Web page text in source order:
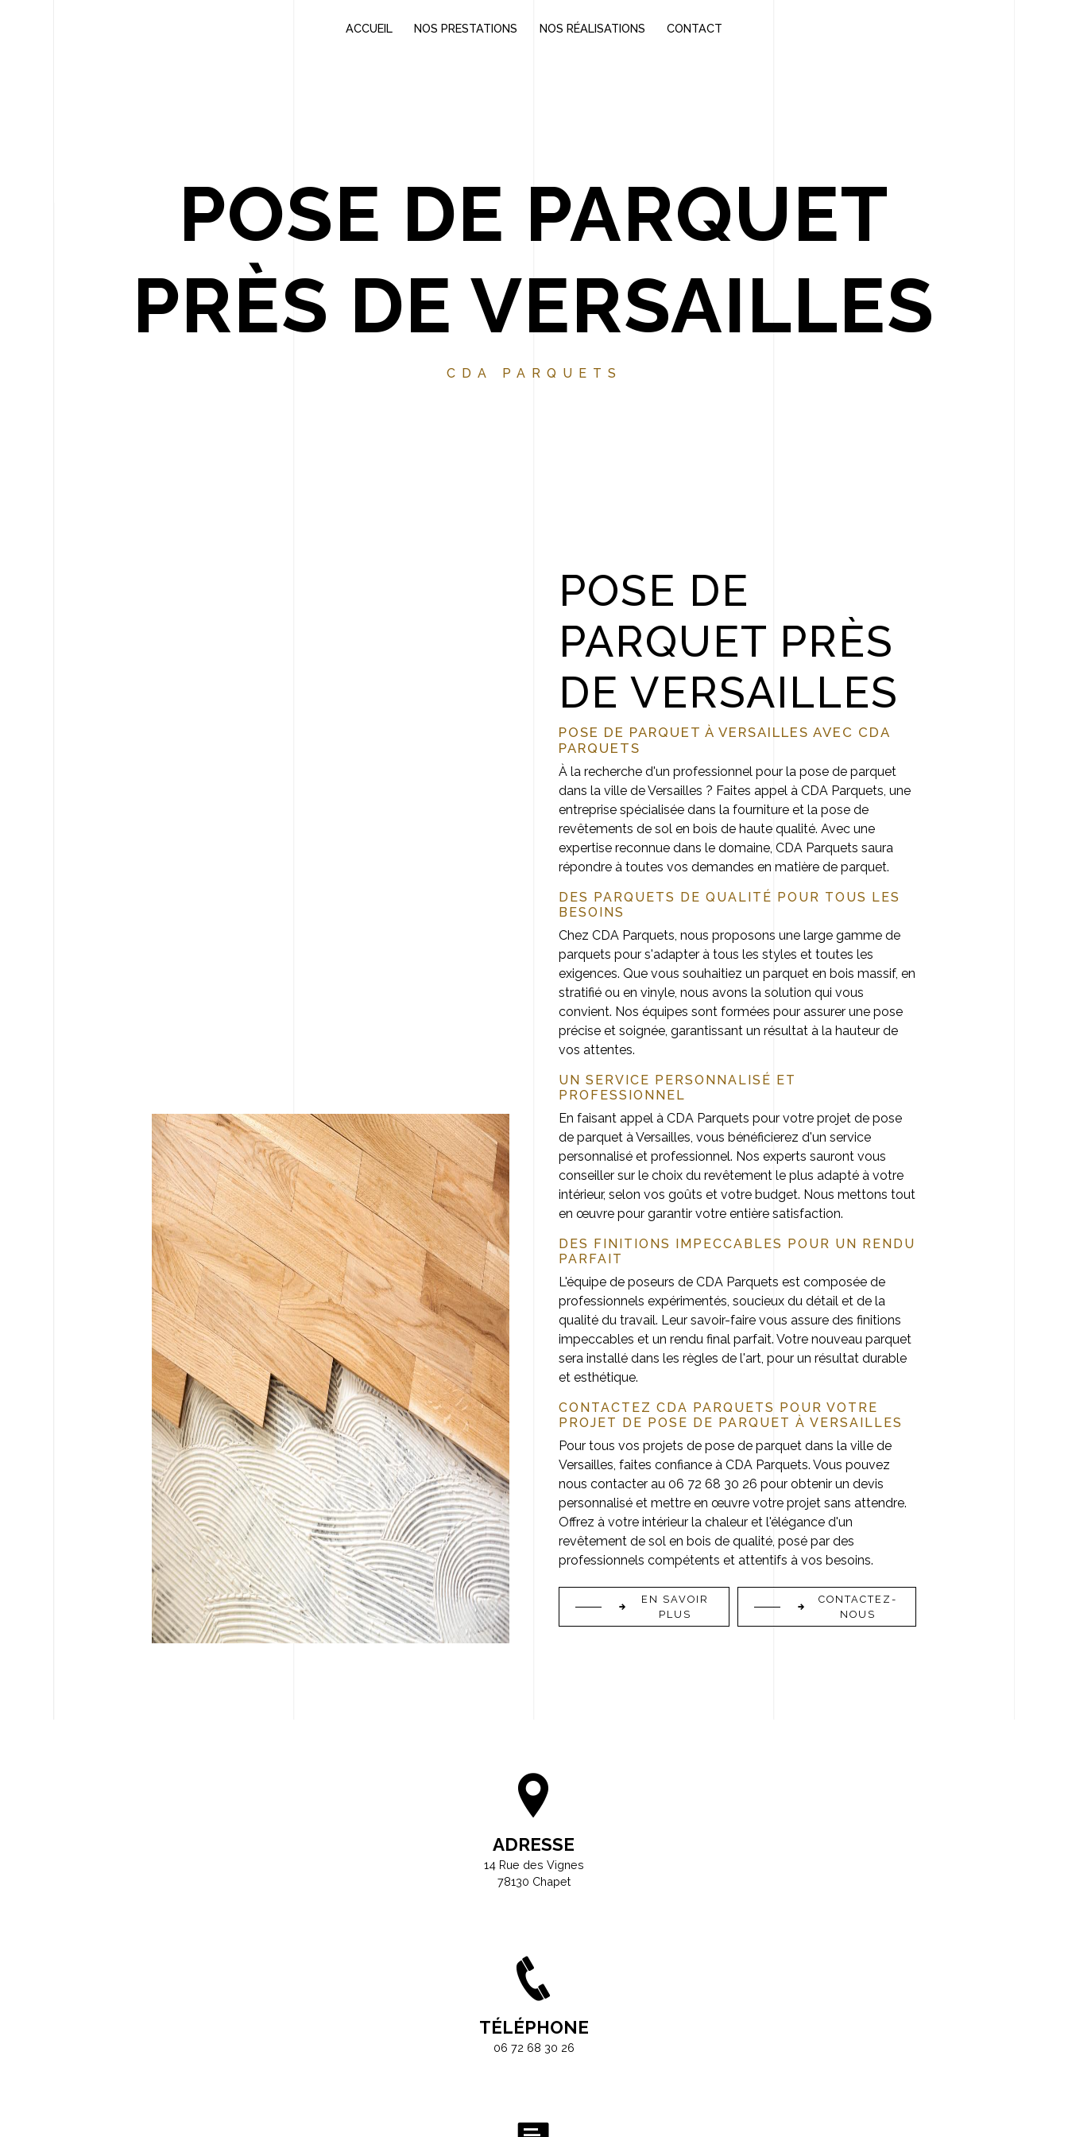
ACCUEIL NOS PRESTATIONS NOS RÉALISATIONS CONTACT
POSE DE PARQUET
PRÈS DE VERSAILLES
CDA PARQUETS
POSE DE
PARQUET PRÈS
DE VERSAILLES
POSE DE PARQUET À VERSAILLES AVEC CDA
PARQUETS
À la recherche d'un professionnel pour la pose de parquet
dans la ville de Versailles ? Faites appel à CDA Parquets, une
entreprise spécialisée dans la fourniture et la pose de
revêtements de sol en bois de haute qualité. Avec une
expertise reconnue dans le domaine, CDA Parquets saura
répondre à toutes vos demandes en matière de parquet.
DES PARQUETS DE QUALITÉ POUR TOUS LES
BESOINS
Chez CDA Parquets, nous proposons une large gamme de
parquets pour s'adapter à tous les styles et toutes les
exigences. Que vous souhaitiez un parquet en bois massif, en
stratifié ou en vinyle, nous avons la solution qui vous
convient. Nos équipes sont formées pour assurer une pose
précise et soignée, garantissant un résultat à la hauteur de
vos attentes.
UN SERVICE PERSONNALISÉ ET
PROFESSIONNEL
En faisant appel à CDA Parquets pour votre projet de pose
de parquet à Versailles, vous bénéficierez d'un service
personnalisé et professionnel. Nos experts sauront vous
conseiller sur le choix du revêtement le plus adapté à votre
intérieur, selon vos goûts et votre budget. Nous mettons tout
en œuvre pour garantir votre entière satisfaction.
DES FINITIONS IMPECCABLES POUR UN RENDU
PARFAIT
L'équipe de poseurs de CDA Parquets est composée de
professionnels expérimentés, soucieux du détail et de la
qualité du travail. Leur savoir-faire vous assure des finitions
impeccables et un rendu final parfait. Votre nouveau parquet
sera installé dans les règles de l'art, pour un résultat durable
et esthétique.
CONTACTEZ CDA PARQUETS POUR VOTRE
PROJET DE POSE DE PARQUET À VERSAILLES
Pour tous vos projets de pose de parquet dans la ville de
Versailles, faites confiance à CDA Parquets. Vous pouvez
nous contacter au 06 72 68 30 26 pour obtenir un devis
personnalisé et mettre en œuvre votre projet sans attendre.
Offrez à votre intérieur la chaleur et l'élégance d'un
revêtement de sol en bois de qualité, posé par des
professionnels compétents et attentifs à vos besoins.
EN SAVOIR
PLUS
CONTACTEZ-
NOUS
ADRESSE
14 Rue des Vignes
78130 Chapet
TÉLÉPHONE
06 72 68 30 26